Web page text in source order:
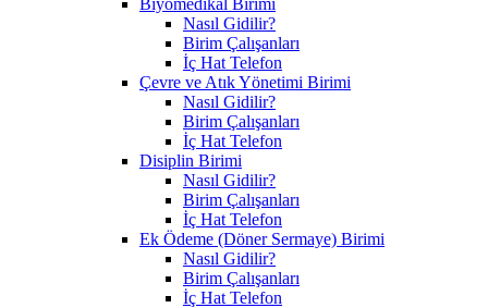
Nasıl Gidilir?
Birim Çalışanları
İç Hat Telefon
Çevre ve Atık Yönetimi Birimi
Nasıl Gidilir?
Birim Çalışanları
İç Hat Telefon
Disiplin Birimi
Nasıl Gidilir?
Birim Çalışanları
İç Hat Telefon
Ek Ödeme (Döner Sermaye) Birimi
Nasıl Gidilir?
Birim Çalışanları
İç Hat Telefon